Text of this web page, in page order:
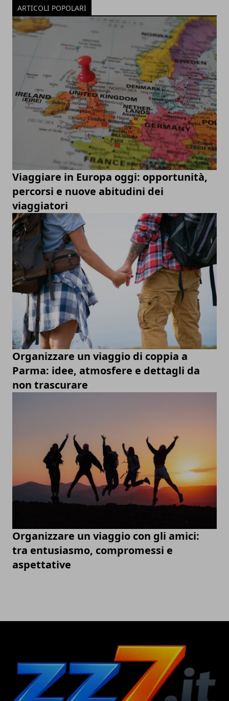
ARTICOLI POPOLARI
Viaggiare in Europa oggi: opportunità,
percorsi e nuove abitudini dei
viaggiatori
Organizzare un viaggio di coppia a
Parma: idee, atmosfere e dettagli da
non trascurare
Organizzare un viaggio con gli amici:
tra entusiasmo, compromessi e
aspettative